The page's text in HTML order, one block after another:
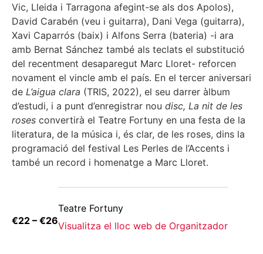
Vic, Lleida i Tarragona afegint-se als dos Apolos),
David Carabén (veu i guitarra), Dani Vega (guitarra),
Xavi Caparrós (baix) i Alfons Serra (bateria) -i ara
amb Bernat Sánchez també als teclats el substitució
del recentment desaparegut Marc Lloret- reforcen
novament el vincle amb el país. En el tercer aniversari
de L’aigua clara (TRIS, 2022), el seu darrer àlbum
d’estudi, i a punt d’enregistrar nou disc, La nit de les
roses convertirà el Teatre Fortuny en una festa de la
literatura, de la música i, és clar, de les roses, dins la
programació del festival Les Perles de l’Accents i
també un record i homenatge a Marc Lloret.
€22 – €26
Teatre Fortuny
Visualitza el lloc web de Organitzador